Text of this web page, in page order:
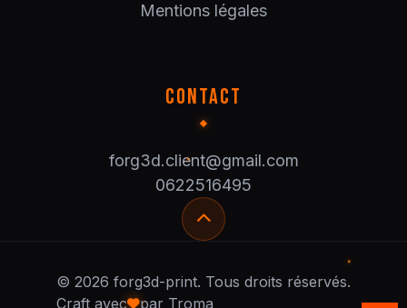
Mentions légales
CONTACT
forg3d.client@gmail.com
0622516495
© 2026 forg3d-print. Tous droits réservés.
Craft avec
par Troma